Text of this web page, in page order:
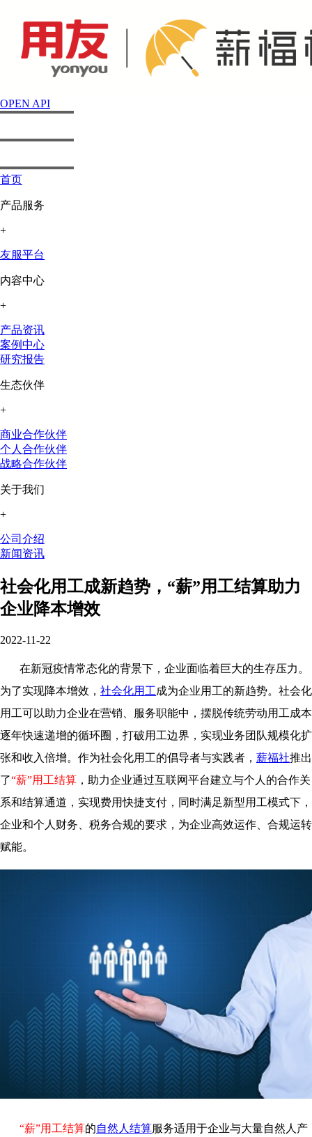
OPEN API
首页
产品服务
+
友服平台
内容中心
+
产品资讯
案例中心
研究报告
生态伙伴
+
商业合作伙伴
个人合作伙伴
战略合作伙伴
关于我们
+
公司介绍
新闻资讯
社会化用工成新趋势，“薪”用工结算助力
企业降本增效
2022-11-22
在新冠疫情常态化的背景下，企业面临着巨大的生存压力。
为了实现降本增效， 社会化用工成为企业用工的新趋势。社会化
用工可以助力企业在营销、服务职能中，摆脱传统劳动用工成本
逐年快速递增的循环圈，打破用工边界，实现业务团队规模化扩
张和收入倍增。作为社会化用工的倡导者与实践者， 薪福社推出
了“薪”用工结算 ，助力企业通过互联网平台建立与个人的合作关
系和结算通道，实现费用快捷支付，同时满足新型用工模式下，
企业和个人财务、税务合规的要求，为企业高效运作、合规运转
赋能。
“薪”用工结算的自然人结算服务适用于企业与大量自然人产